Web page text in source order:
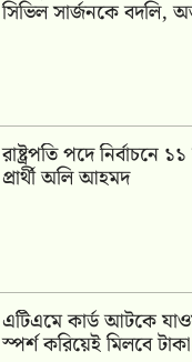
সিভিল সার্জনকে বদলি,
রাষ্ট্রপতি পদে নির্বাচনে
প্রার্থী অলি আহমদ
এটিএমে কার্ড আটকে
স্পর্শ করিয়েই মিলবে টাকা